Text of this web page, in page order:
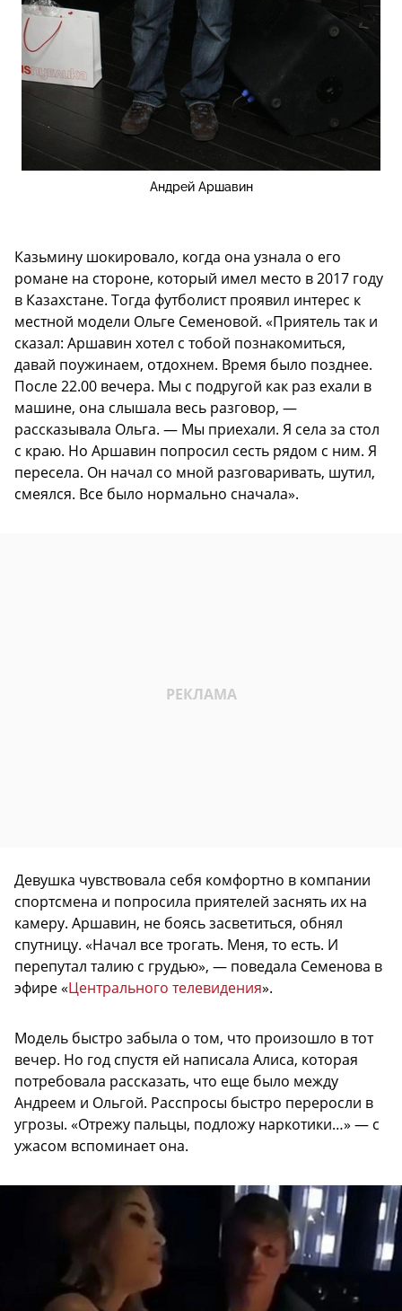
Андрей Аршавин
Казьмину шокировало, когда она узнала о его
романе на стороне, который имел место в 2017 году
в Казахстане. Тогда футболист проявил интерес к
местной модели Ольге Семеновой. «Приятель так и
сказал: Аршавин хотел с тобой познакомиться,
давай поужинаем, отдохнем. Время было позднее.
После 22.00 вечера. Мы с подругой как раз ехали в
машине, она слышала весь разговор, —
рассказывала Ольга. — Мы приехали. Я села за стол
с краю. Но Аршавин попросил сесть рядом с ним. Я
пересела. Он начал со мной разговаривать, шутил,
смеялся. Все было нормально сначала».
Девушка чувствовала себя комфортно в компании
спортсмена и попросила приятелей заснять их на
камеру. Аршавин, не боясь засветиться, обнял
спутницу. «Начал все трогать. Меня, то есть. И
перепутал талию с грудью», — поведала Семенова в
эфире «Центрального телевидения».
Модель быстро забыла о том, что произошло в тот
вечер. Но год спустя ей написала Алиса, которая
потребовала рассказать, что еще было между
Андреем и Ольгой. Расспросы быстро переросли в
угрозы. «Отрежу пальцы, подложу наркотики…» — с
ужасом вспоминает она.